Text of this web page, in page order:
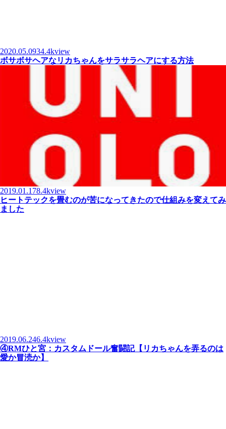
2020.05.0934.4kview
ボサボサヘアなリカちゃんをサラサラヘアにする方法
2019.01.178.4kview
ヒートテックを畳むのが苦になってきたので仕組みを変えてみ
ました
2019.06.246.4kview
④RMひと宮：カスタムドール奮闘記【リカちゃんを弄るのは
愛か冒涜か】